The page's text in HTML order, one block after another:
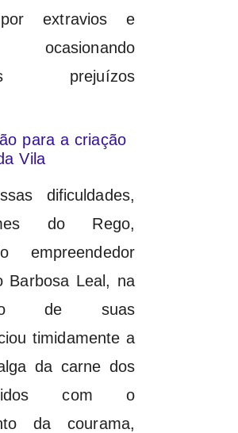
extravios e
prejuízos
para a criação
Vila
dificuldades,
do Rego,
empreendedor
Barbosa Leal, na
de suas
timidamente a
da carne dos
com o
da courama,